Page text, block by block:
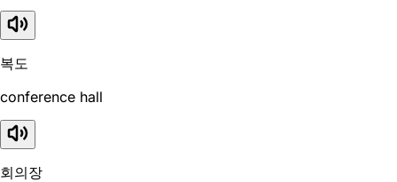
복도
conference hall
회의장